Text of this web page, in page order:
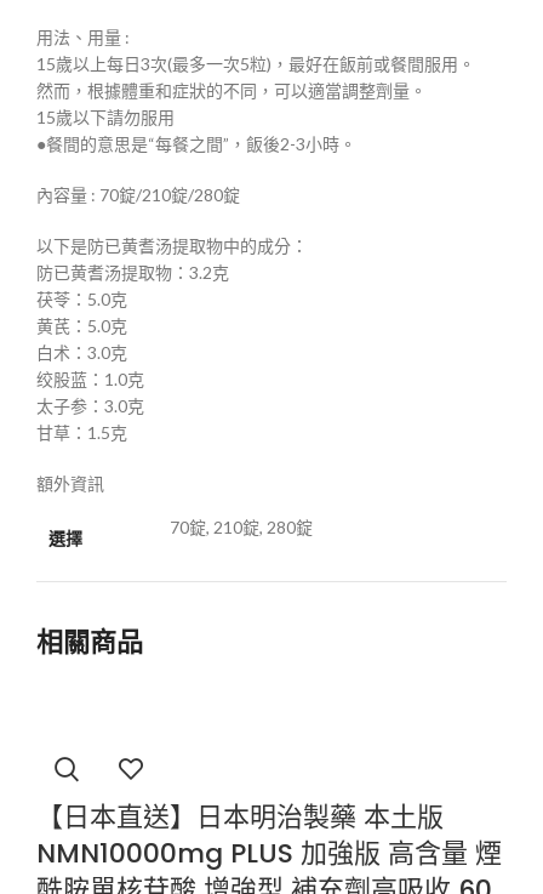
用法、用量 :
15歲以上每日3次(最多一次5粒)，最好在飯前或餐間服用。
然而，根據體重和症狀的不同，可以適當調整劑量。
15歲以下請勿服用
●餐間的意思是“每餐之間”，飯後2-3小時。
內容量 : 70錠/210錠/280錠
以下是防已黄耆汤提取物中的成分：
防已黄耆汤提取物：3.2克
茯苓：5.0克
黄芪：5.0克
白术：3.0克
绞股蓝：1.0克
太子参：3.0克
甘草：1.5克
額外資訊
選擇 70錠, 210錠, 280錠
相關商品
【日本直送】日本明治製藥 本土版
NMN10000mg PLUS 加強版 高含量 煙